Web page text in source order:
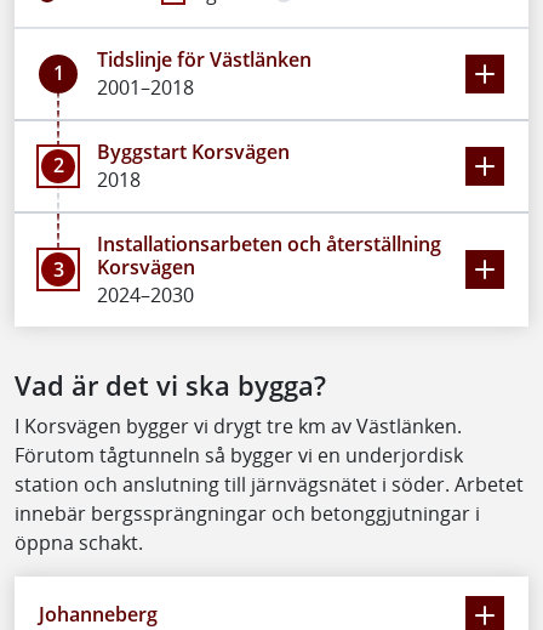
1
Tidslinje för Västlänken
2001–2018
2
Byggstart Korsvägen
2018
3
Installationsarbeten och återställning
Korsvägen
2024–2030
Vad är det vi ska bygga?
I Korsvägen bygger vi drygt tre km av Västlänken.
Förutom tågtunneln så bygger vi en underjordisk
station och anslutning till järnvägsnätet i söder. Arbetet
innebär bergssprängningar och betonggjutningar i
öppna schakt.
Johanneberg